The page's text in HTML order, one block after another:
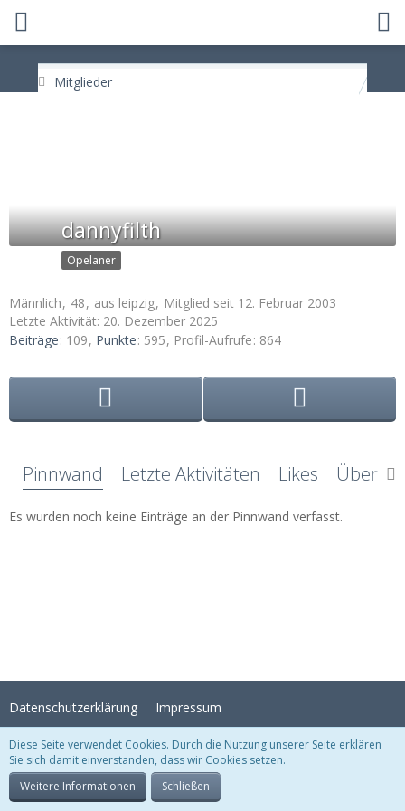
Mitglieder
dannyfilth
Opelaner
Männlich 48 aus leipzig
Mitglied seit 12. Februar 2003
Letzte Aktivität: 20. Dezember 2025
Beiträge 109 Punkte 595 Profil-Aufrufe 864
Pinnwand Letzte Aktivitäten Likes Über
Es wurden noch keine Einträge an der Pinnwand verfasst.
Datenschutzerklärung Impressum
Stil:Crystal Temptation , erstellt vonKittMedia
Community-Software:
Diese Seite verwendet Cookies. Durch die Nutzung unserer Seite erklären
Sie sich damit einverstanden, dass wir Cookies setzen.
Weitere Informationen
Schließen